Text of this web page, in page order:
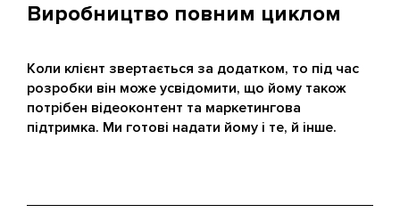
Виробництво повним циклом
Коли клієнт звертається за додатком, то під час
розробки він може усвідомити, що йому також
потрібен відеоконтент та маркетингова
підтримка. Ми готові надати йому і те, й інше.